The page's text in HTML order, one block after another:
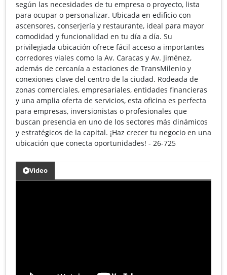
según las necesidades de tu empresa o proyecto, lista
para ocupar o personalizar. Ubicada en edificio con
ascensores, conserjería y restaurante, ideal para mayor
comodidad y funcionalidad en tu día a día. Su
privilegiada ubicación ofrece fácil acceso a importantes
corredores viales como la Av. Caracas y Av. Jiménez,
además de cercanía a estaciones de TransMilenio y
conexiones clave del centro de la ciudad. Rodeada de
zonas comerciales, empresariales, entidades financieras
y una amplia oferta de servicios, esta oficina es perfecta
para empresas, inversionistas o profesionales que
buscan presencia en uno de los sectores más dinámicos
y estratégicos de la capital. ¡Haz crecer tu negocio en una
ubicación que conecta oportunidades! - 26-725
Video